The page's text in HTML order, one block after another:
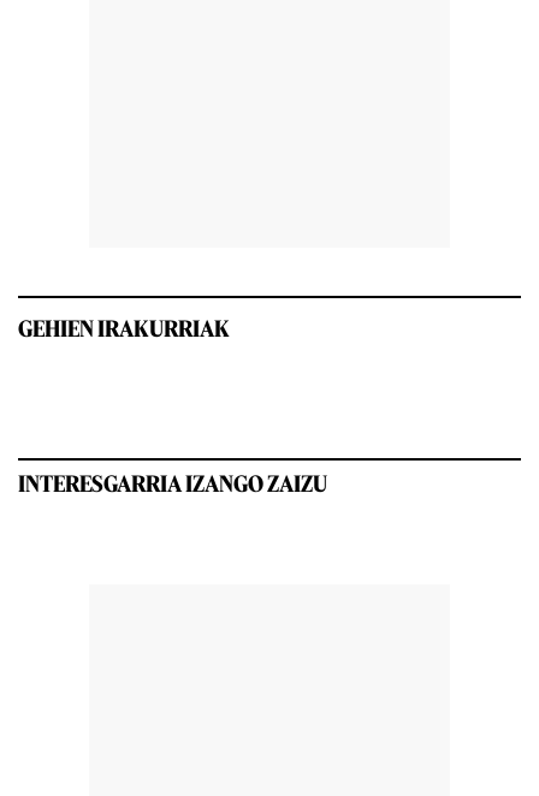
GEHIEN IRAKURRIAK
INTERESGARRIA IZANGO ZAIZU